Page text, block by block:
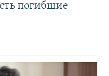
погибшие